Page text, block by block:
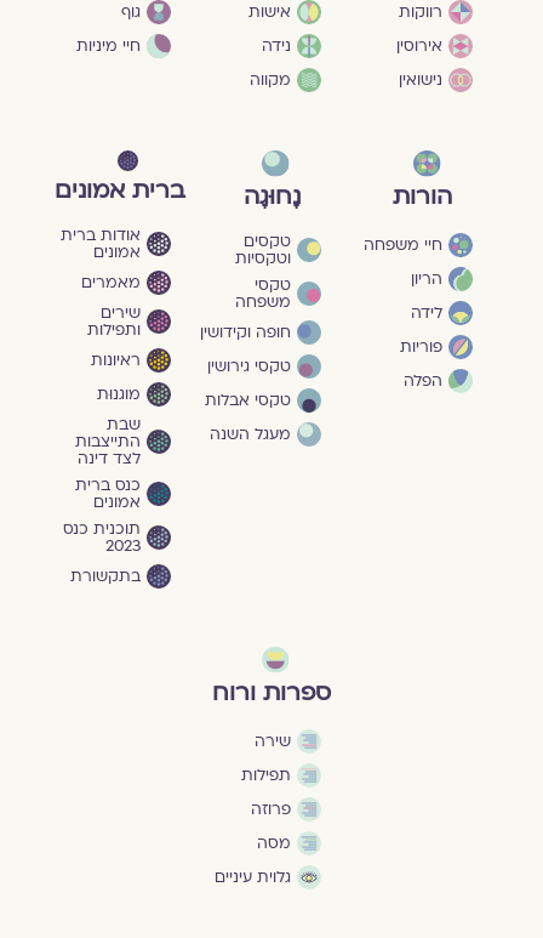
רווקות
אירוסין
נישואין
אישות
נידה
מקווה
גוף
חיי מיניות
הורות
חיי משפחה
הריון
לידה
פוריות
הפלה
נָחוּגָה
טקסים
וטקסיות
טקסי
משפחה
חופה וקידושין
טקסי גירושין
טקסי אבלות
מעגל השנה
ברית אמונים
אודות ברית
אמונים
מאמרים
שירים
ותפילות
ראיונות
מוגנוּת
שבת
התייצבות
לצד דינה
כנס ברית
אמונים
תוכנית כנס
2023
בתקשורת
ספרות ורוח
שירה
תפילות
פרוזה
מסה
גלוית עיניים